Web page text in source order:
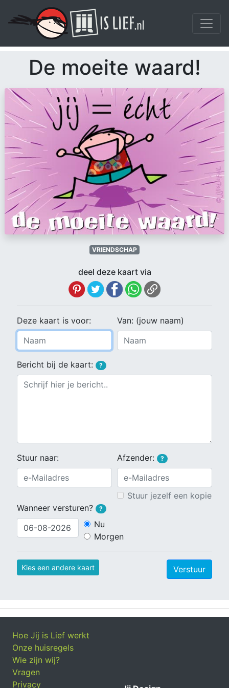
De moeite waard!
VRIENDSCHAP
deel deze kaart via
Deze kaart is voor: Van: (jouw naam)
Bericht bij de kaart: ?
Stuur naar: Afzender: ?
Stuur jezelf een kopie
Wanneer versturen?
?
Nu
Morgen
Kies een andere kaart Verstuur
Hoe Jij is Lief werkt
Onze huisregels
Wie zijn wij?
Vragen
Privacy